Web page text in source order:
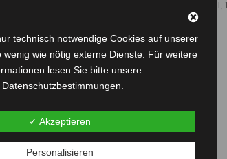
2 mm in den Größen 1/2 Zoll, 3/4 Zoll,1 Zoll, 1
Auf die
technisch notwendige Cookies auf unserer
wenig wie nötig externe Dienste. Für weitere
lesen Sie bitte unsere
Datenschutzbestimmungen.
✓ Akzeptieren
Personalisieren